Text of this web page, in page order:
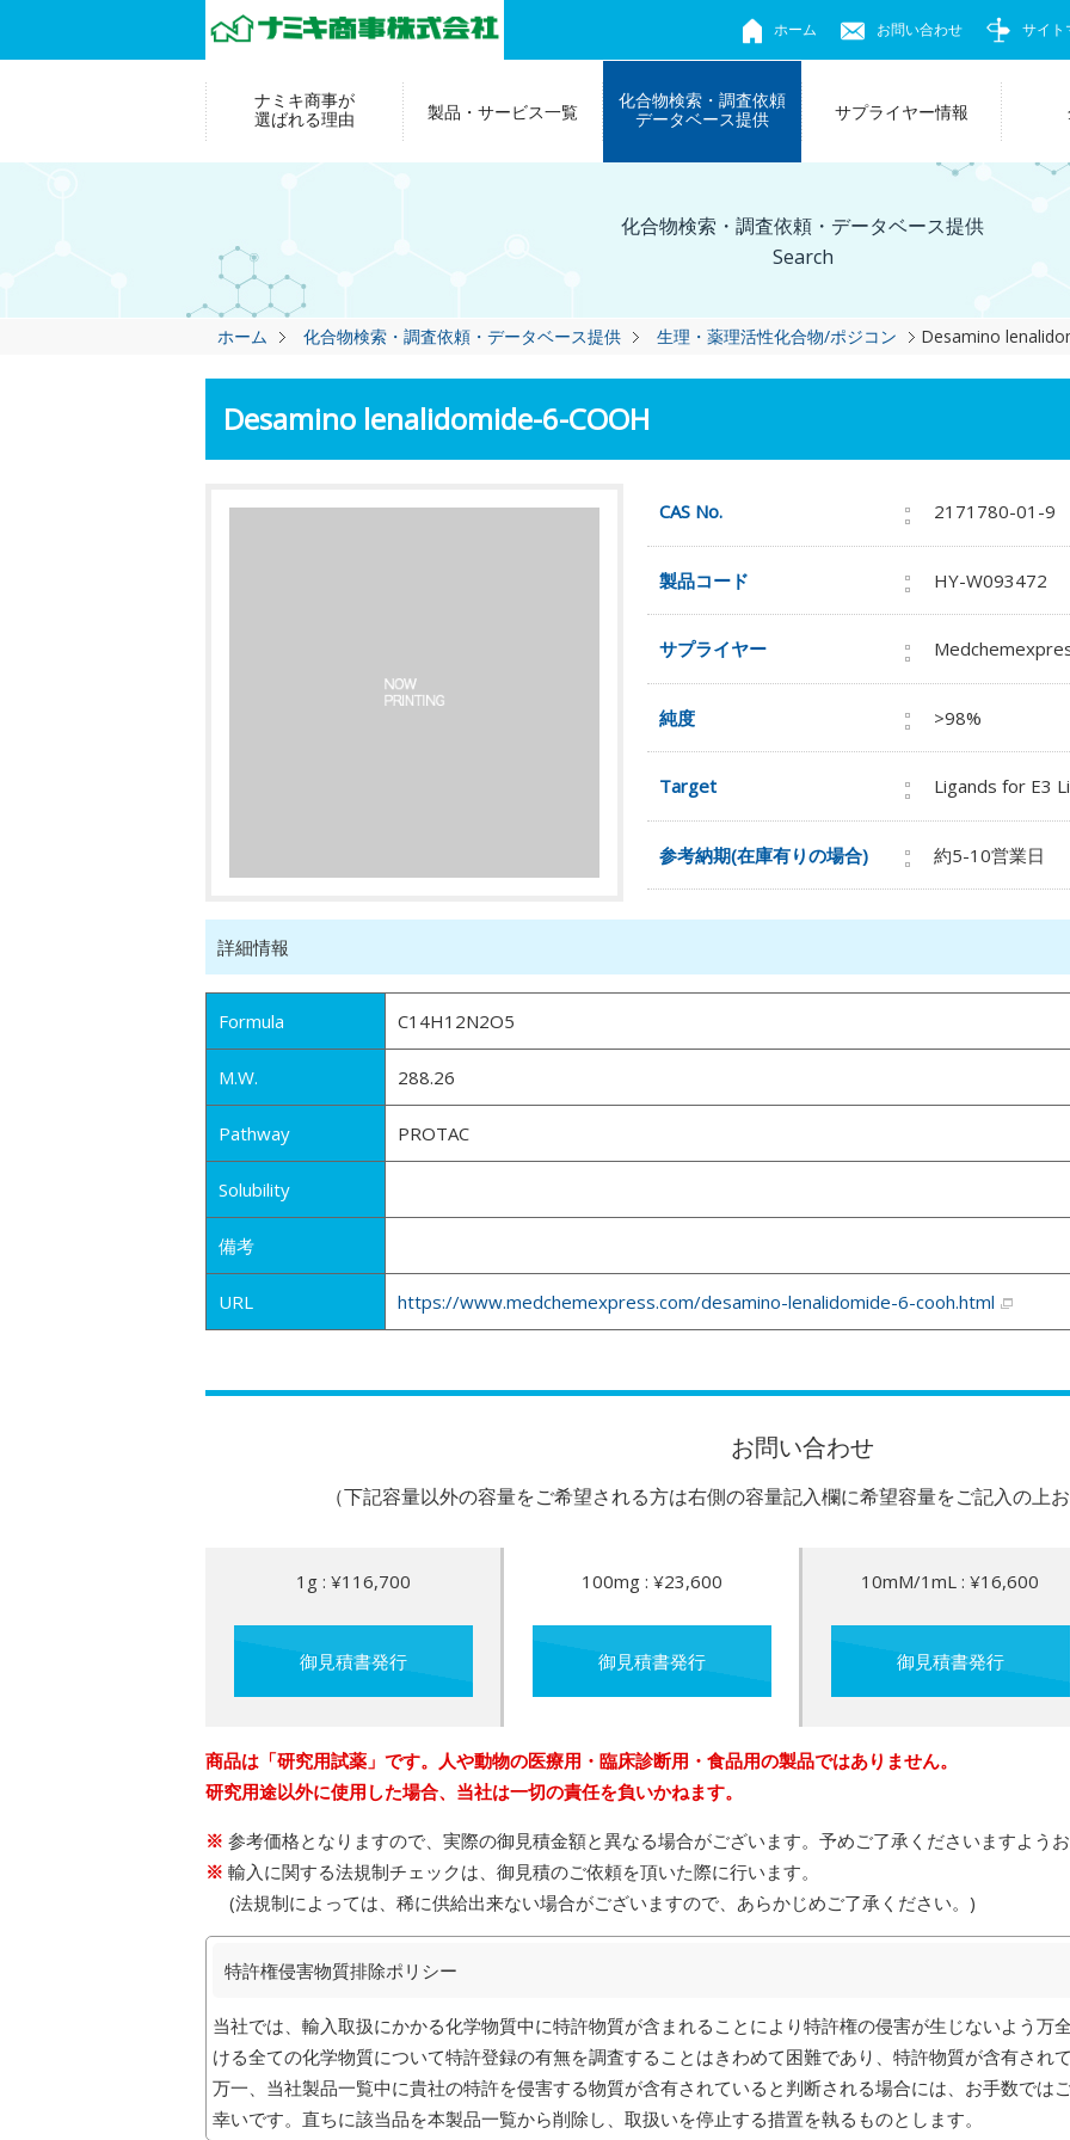
ホーム お問い合わせ サイト
ナミキ商事が
選ばれる理由
製品・サービス一覧
化合物検索・調査依頼
データベース提供
サプライヤー情報
化合物検索・調査依頼・データベース提供
Search
ホーム 化合物検索・調査依頼・データベース提供 生理・薬理活性化合物/ポジコン Desamino
Desamino lenalidomide-6-COOH
CAS No. 2171780-01-9
製品コード HY-W093472
サプライヤー
純度 >98%
Target Ligands for E3
参考納期(在庫有りの場合) 約5-10営業日
詳細情報
Formula C14H12N2O5
M.W. 288.26
Pathway PROTAC
Solubility
備考
URL https://www.medchemexpress.com/desamino-lenalidomide-6-cooh.html
お問い合わせ
（下記容量以外の容量をご希望される方は右側の容量記入欄に希望容量をご記入の上
1g : ¥116,700
御見積書発行
100mg : ¥23,600
御見積書発行
10mM/1mL : ¥16,600
御見積書発行
商品は「研究用試薬」です。人や動物の医療用・臨床診断用・食品用の製品ではありません。
研究用途以外に使用した場合、当社は一切の責任を負いかねます。
参考価格となりますので、実際の御見積金額と異なる場合がございます。予めご了承くださいますようお
輸入に関する法規制チェックは、御見積のご依頼を頂いた際に行います。
(法規制によっては、稀に供給出来ない場合がございますので、あらかじめご了承ください。)
特許権侵害物質排除ポリシー
当社では、輸入取扱にかかる化学物質中に特許物質が含まれることにより特許権の侵害が生じないよう万
ける全ての化学物質について特許登録の有無を調査することはきわめて困難であり、特許物質が含有され
万一、当社製品一覧中に貴社の特許を侵害する物質が含有されていると判断される場合には、お手数では
幸いです。直ちに該当品を本製品一覧から削除し、取扱いを停止する措置を執るものとします。